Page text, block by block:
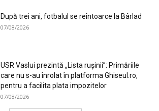
După trei ani, fotbalul se reîntoarce la Bârlad
07/08/2026
USR Vaslui prezintă „Lista rușinii”: Primăriile
care nu s-au înrolat în platforma Ghiseul.ro,
pentru a facilita plata impozitelor
07/08/2026